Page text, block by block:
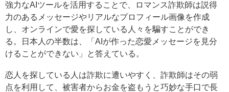
強力なAIツールを活用することで、ロマンス詐欺師は説得
力のあるメッセージやリアルなプロフィール画像を作成
し、オンラインで愛を探している人々を騙すことができ
る。日本人の半数は、「AIが作った恋愛メッセージを見分
けることができない」と答えている。
恋人を探している人は詐欺に遭いやすく、詐欺師はその弱
点を利用して、被害者からお金を盗もうと巧妙な手口で長